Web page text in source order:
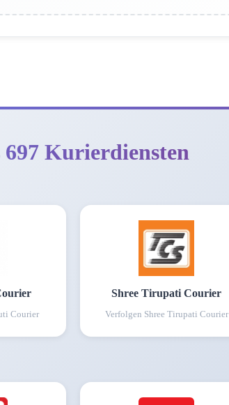
Kurierdiensten
Courier
Shree Tirupati Courier
Verfolgen Shree Tirupati Courier